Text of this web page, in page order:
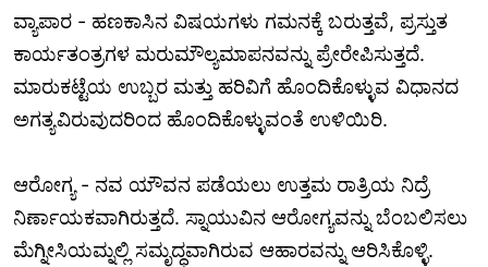
ವ್ಯಾಪಾರ - ಹಣಕಾಸಿನ ವಿಷಯಗಳು ಗಮನಕ್ಕೆ ಬರುತ್ತವೆ, ಪ್ರಸ್ತುತ
ಕಾರ್ಯತಂತ್ರಗಳ ಮರುಮೌಲ್ಯಮಾಪನವನ್ನು ಪ್ರೇರೇಪಿಸುತ್ತದೆ.
ಮಾರುಕಟ್ಟೆಯ ಉಬ್ಬರ ಮತ್ತು ಹರಿವಿಗೆ ಹೊಂದಿಕೊಳ್ಳುವ ವಿಧಾನದ
ಅಗತ್ಯವಿರುವುದರಿಂದ ಹೊಂದಿಕೊಳ್ಳುವಂತೆ ಉಳಿಯಿರಿ.
ಆರೋಗ್ಯ - ನವ ಯೌವನ ಪಡೆಯಲು ಉತ್ತಮ ರಾತ್ರಿಯ ನಿದ್ರೆ
ನಿರ್ಣಾಯಕವಾಗಿರುತ್ತದೆ. ಸ್ನಾಯುವಿನ ಆರೋಗ್ಯವನ್ನು ಬೆಂಬಲಿಸಲು
ಮೆಗ್ನೀಸಿಯಮ್ನಲ್ಲಿ ಸಮೃದ್ಧವಾಗಿರುವ ಆಹಾರವನ್ನು ಆರಿಸಿಕೊಳ್ಳಿ.